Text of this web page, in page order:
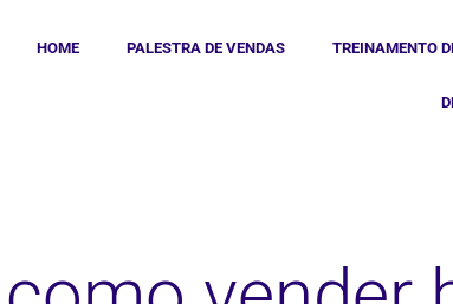
HOME PALESTRA DE VENDAS TREINAMENTO